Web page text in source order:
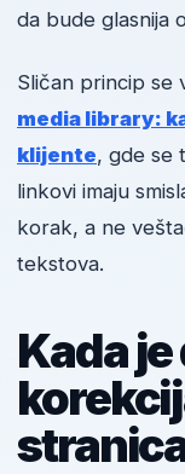
da bude glasnija
Sličan princip se
media library:
klijente, gde se
linkovi imaju
korak, a ne
tekstova.
Kada